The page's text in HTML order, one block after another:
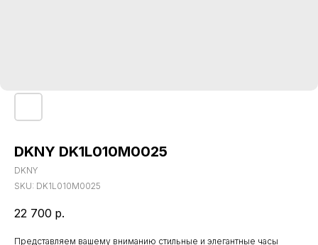
DKNY DK1L010M0025
DKNY
SKU: DK1L010M0025
22 700 р.
Представляем вашему вниманию стильные и элегантные часы